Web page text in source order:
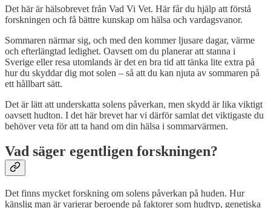
Det här är hälsobrevet från Vad Vi Vet. Här får du hjälp att förstå
forskningen och få bättre kunskap om hälsa och vardagsvanor.
Sommaren närmar sig, och med den kommer ljusare dagar, värme
och efterlängtad ledighet. Oavsett om du planerar att stanna i
Sverige eller resa utomlands är det en bra tid att tänka lite extra på
hur du skyddar dig mot solen – så att du kan njuta av sommaren på
ett hållbart sätt.
Det är lätt att underskatta solens påverkan, men skydd är lika viktigt
oavsett hudton. I det här brevet har vi därför samlat det viktigaste du
behöver veta för att ta hand om din hälsa i sommarvärmen.
Vad säger egentligen forskningen?
Det finns mycket forskning om solens påverkan på huden. Hur
känslig man är varierar beroende på faktorer som hudtyp, genetiska